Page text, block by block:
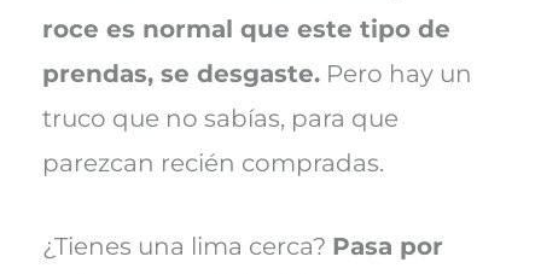
roce es normal que este tipo de
prendas, se desgaste.Pero hay un
truco que no sabías, para que
parezcan recién compradas.
¿Tienes una lima cerca? Pasa por